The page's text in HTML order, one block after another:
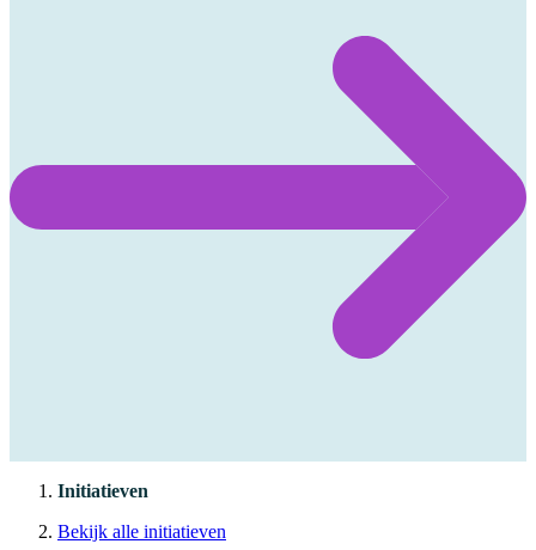
Initiatieven
Bekijk alle initiatieven